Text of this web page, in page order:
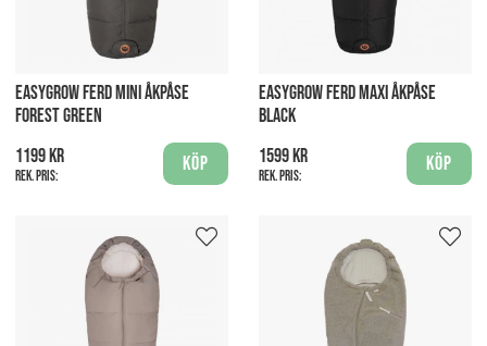
EASYGROW FERD MINI ÅKPÅSE
FOREST GREEN
1199 kr
Rek. pris:
Köp
EASYGROW FERD MAXI ÅKPÅSE
BLACK
1599 kr
Rek. pris:
Köp